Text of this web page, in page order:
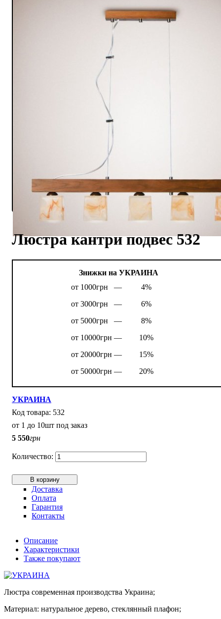
Люстра кантри подвес 532
Знижки на УКРАИНА
от 1000грн —
4%
от 3000грн —
6%
от 5000грн —
8%
от 10000грн —
10%
от 20000грн —
15%
от 50000грн —
20%
УКРАИНА
532
от 1 до 10шт под заказ
5 550грн
В корзину
Доставка
Оплата
Гарантия
Контакты
Описание
Характеристики
Также покупают
Люстра современная производства Украина;
Материал: натуральное дерево, стеклянный плафон;